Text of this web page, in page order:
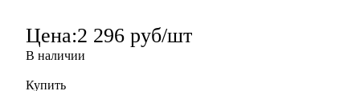
Цена:2 296 руб/шт
В наличии
Купить